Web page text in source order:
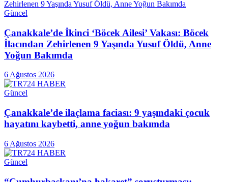
Güncel
Çanakkale’de İkinci ‘Böcek Ailesi’ Vakası: Böcek
İlacından Zehirlenen 9 Yaşında Yusuf Öldü, Anne
Yoğun Bakımda
6 Ağustos 2026
Güncel
Çanakkale’de ilaçlama faciası: 9 yaşındaki çocuk
hayatını kaybetti, anne yoğun bakımda
6 Ağustos 2026
Güncel